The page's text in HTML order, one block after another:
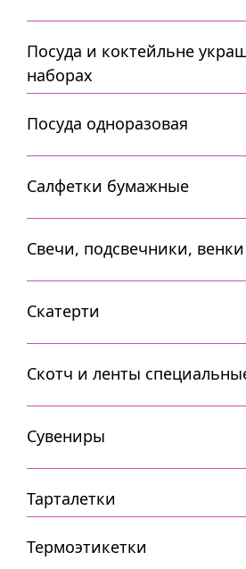
Посуда и коктейльне
наборах
Посуда одноразовая
Салфетки бумажные
Свечи, подсвечники, венки
Скатерти
Скотч и ленты
Сувениры
Тарталетки
Термоэтикетки